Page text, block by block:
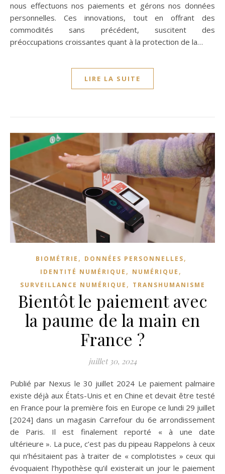
nous effectuons nos paiements et gérons nos données
personnelles. Ces innovations, tout en offrant des
commodités sans précédent, suscitent des
préoccupations croissantes quant à la protection de la…
LIRE LA SUITE
BIOMÉTRIE , DONNÉES PERSONNELLES,
IDENTITÉ NUMÉRIQUE , NUMÉRIQUE ,
SURVEILLANCE NUMÉRIQUE , TRANSHUMANISME
Bientôt le paiement avec
la paume de la main en
France ?
juillet 30, 2024
Publié par Nexus le 30 juillet 2024 Le paiement palmaire
existe déjà aux États-Unis et en Chine et devait être testé
en France pour la première fois en Europe ce lundi 29 juillet
[2024] dans un magasin Carrefour du 6e arrondissement
de Paris. Il est finalement reporté « à une date
ultérieure ». La puce, c’est pas du pipeau Rappelons à ceux
qui n’hésitaient pas à traiter de « complotistes » ceux qui
évoquaient l’hypothèse qu’il existerait un jour le paiement